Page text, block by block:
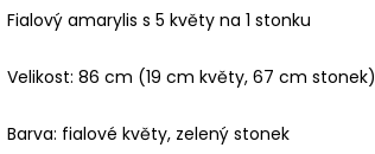
Fialový amarylis s 5 květy na 1 stonku
Velikost: 86 cm (19 cm květy, 67 cm stonek)
Barva: fialové květy, zelený stonek